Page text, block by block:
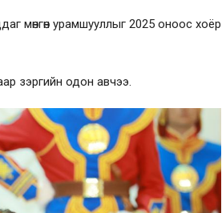
мөнгөн урамшууллыг 2025 оноос хоёр
зэргийн одон авчээ.